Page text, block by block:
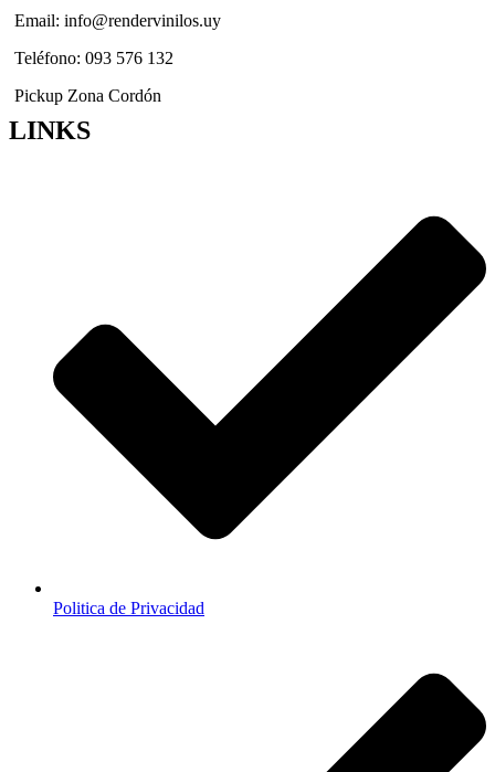
Email: info@rendervinilos.uy
Teléfono: 093 576 132
Pickup Zona Cordón
LINKS
Politica de Privacidad